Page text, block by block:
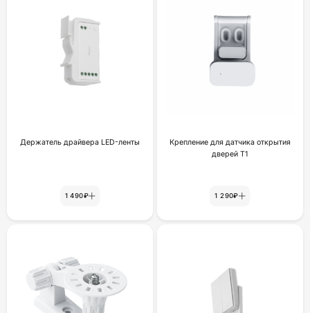
Держатель драйвера LED-ленты
1 490₽
Крепление для датчика открытия
дверей Т1
1 290₽